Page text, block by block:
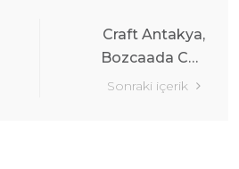
Craft Antakya,
Bozcaada Caz
Festivali’nde
Sonraki içerik